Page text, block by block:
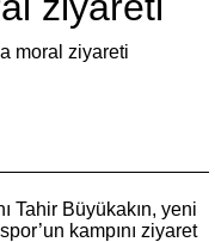
moral ziyareti
Tahir Büyükakın, yeni
kampını ziyaret